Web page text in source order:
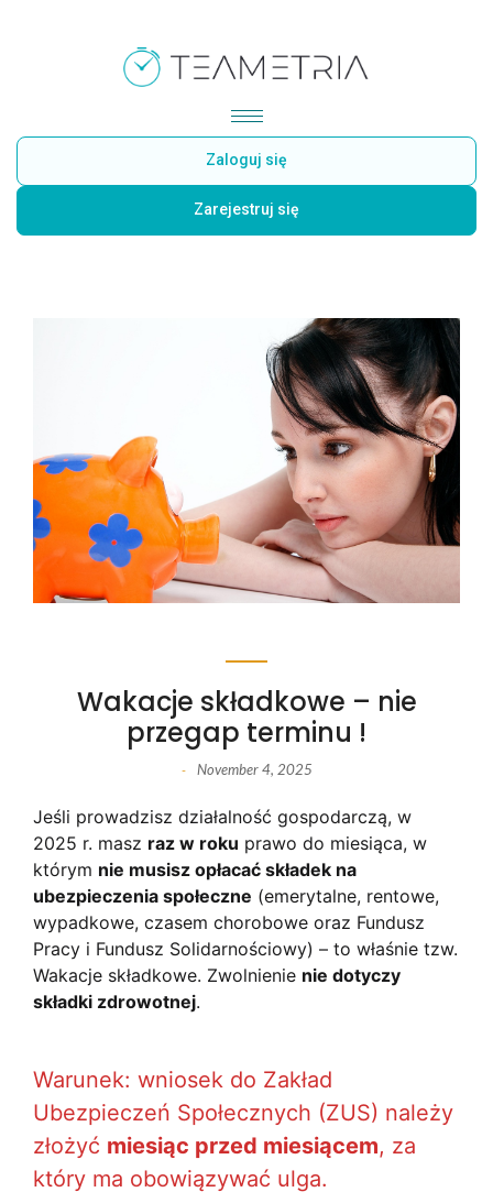
Zaloguj się
Zarejestruj się
Wakacje składkowe – nie
przegap terminu !
- November 4, 2025
Jeśli prowadzisz działalność gospodarczą, w
2025 r. masz raz w roku prawo do miesiąca, w
którym nie musisz opłacać składek na
ubezpieczenia społeczne (emerytalne, rentowe,
wypadkowe, czasem chorobowe oraz Fundusz
Pracy i Fundusz Solidarnościowy) – to właśnie tzw.
Wakacje składkowe. Zwolnienie nie dotyczy
składki zdrowotnej.
Warunek: wniosek do Zakład
Ubezpieczeń Społecznych (ZUS) należy
złożyć miesiąc przed miesiącem, za
który ma obowiązywać ulga.